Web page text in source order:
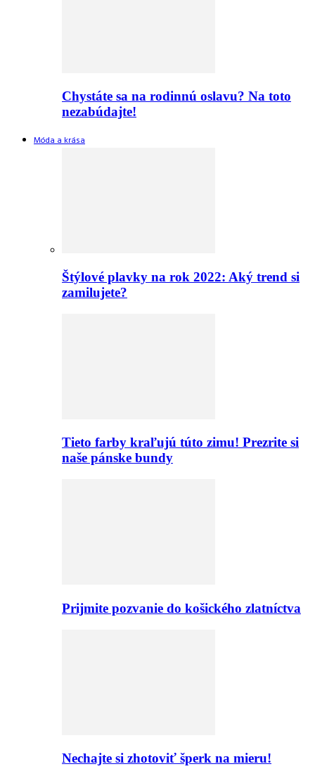
Chystáte sa na rodinnú oslavu? Na toto
nezabúdajte!
Móda a krása
Štýlové plavky na rok 2022: Aký trend si
zamilujete?
Tieto farby kraľujú túto zimu! Prezrite si
naše pánske bundy
Prijmite pozvanie do košického zlatníctva
Nechajte si zhotoviť šperk na mieru!